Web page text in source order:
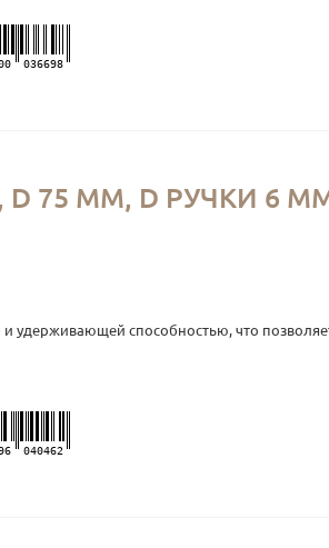
036698
75 ММ, D РУЧКИ 6
удерживающей способностью, что
040462